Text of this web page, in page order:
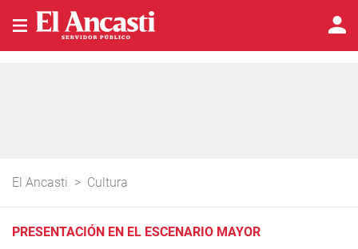
El Ancasti > Cultura
PRESENTACIÓN EN EL ESCENARIO MAYOR